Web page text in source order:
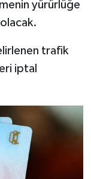
yürürlüğe
trafik
iptal